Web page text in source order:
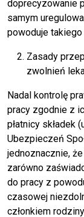
doprecyzowanie
samym
powoduje takiego
Zasady
zwolnień
Nadal kontrolę
pracy zgodnie z
płatnicy składek
Ubezpieczeń
jednoznacznie,
zarówno
do pracy z
czasowej
członkiem